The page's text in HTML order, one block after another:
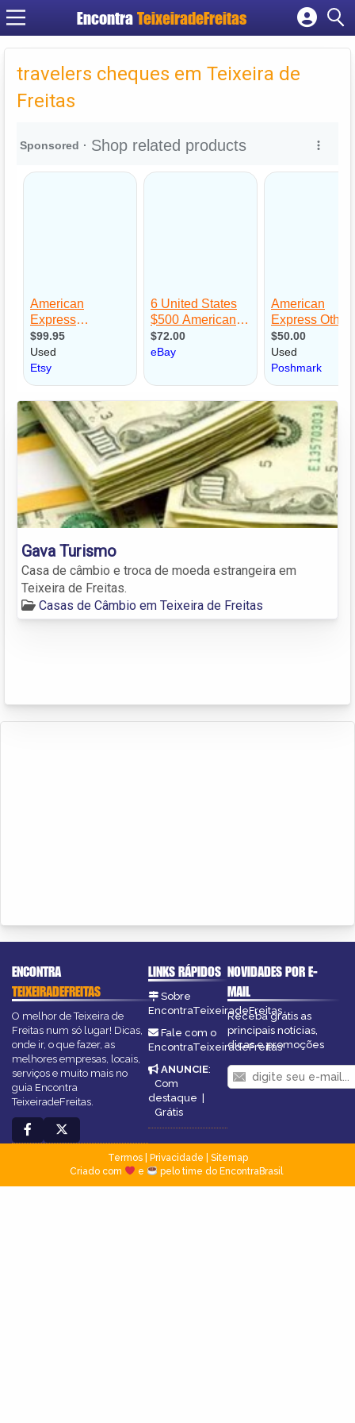
Encontra TeixeiradeFreitas
Cadastrar empresa
Criar conta
travelers cheques em Teixeira de
Freitas
Gava Turismo
Casa de câmbio e troca de moeda estrangeira em
Teixeira de Freitas.
Casas de Câmbio em Teixeira de Freitas
ENCONTRA
TEIXEIRADEFREITAS
O melhor de Teixeira de
Freitas num só lugar! Dicas,
onde ir, o que fazer, as
melhores empresas, locais,
serviços e muito mais no
guia Encontra
TeixeiradeFreitas.
LINKS RÁPIDOS
Sobre
EncontraTeixeiradeFreitas
Fale com o
EncontraTeixeiradeFreitas
ANUNCIE:
Com
destaque |
Grátis
NOVIDADES POR E-
MAIL
Receba grátis as
principais notícias,
dicas e promoções
Termos| Privacidade
Sitemap
Criado com
e pelo time do EncontraBrasil